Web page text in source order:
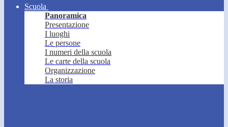
Scuola
Panoramica
Presentazione
I luoghi
Le persone
I numeri della scuola
Le carte della scuola
Organizzazione
La storia